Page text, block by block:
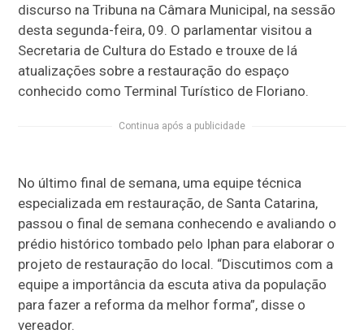
discurso na Tribuna na Câmara Municipal, na sessão
desta segunda-feira, 09. O parlamentar visitou a
Secretaria de Cultura do Estado e trouxe de lá
atualizações sobre a restauração do espaço
conhecido como Terminal Turístico de Floriano.
Continua após a publicidade
No último final de semana, uma equipe técnica
especializada em restauração, de Santa Catarina,
passou o final de semana conhecendo e avaliando o
prédio histórico tombado pelo Iphan para elaborar o
projeto de restauração do local. “Discutimos com a
equipe a importância da escuta ativa da população
para fazer a reforma da melhor forma”, disse o
vereador.